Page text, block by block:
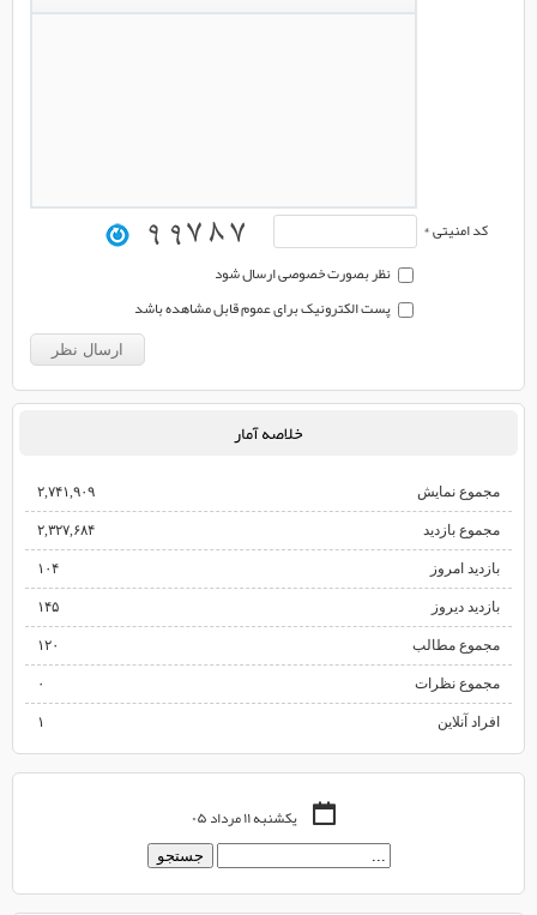
کد امنیتی *
نظر بصورت خصوصی ارسال شود
پست الکترونیک برای عموم قابل مشاهده باشد
خلاصه آمار
مجموع نمایش‌ ۲,۷۴۱,۹۰۹
مجموع بازدید ۲,۳۲۷,۶۸۴
بازدید امروز ۱۰۴
بازدید دیروز ۱۴۵
مجموع مطالب ۱۲۰
مجموع نظرات
افراد آنلاین
یکشنبه ۱۱ مرداد ۰۵